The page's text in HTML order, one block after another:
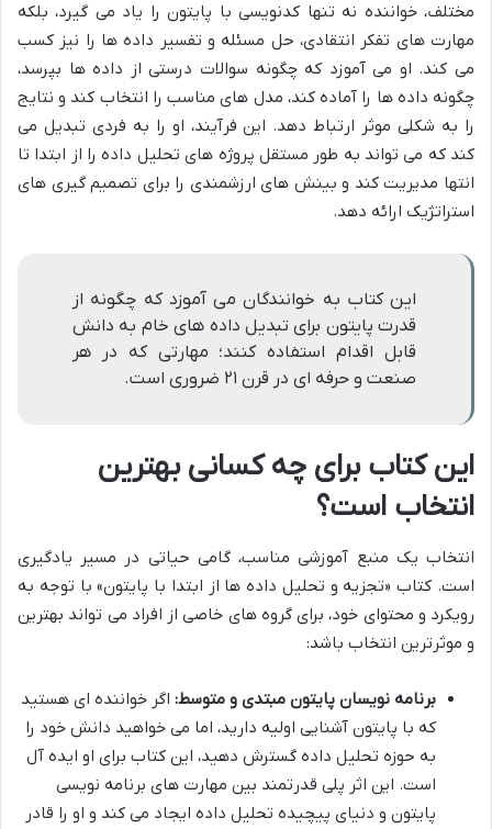
مختلف، خواننده نه تنها کدنویسی با پایتون را یاد می گیرد، بلکه
مهارت های تفکر انتقادی، حل مسئله و تفسیر داده ها را نیز کسب
می کند. او می آموزد که چگونه سوالات درستی از داده ها بپرسد،
چگونه داده ها را آماده کند، مدل های مناسب را انتخاب کند و نتایج
را به شکلی موثر ارتباط دهد. این فرآیند، او را به فردی تبدیل می
کند که می تواند به طور مستقل پروژه های تحلیل داده را از ابتدا تا
انتها مدیریت کند و بینش های ارزشمندی را برای تصمیم گیری های
استراتژیک ارائه دهد.
این کتاب به خوانندگان می آموزد که چگونه از
قدرت پایتون برای تبدیل داده های خام به دانش
قابل اقدام استفاده کنند؛ مهارتی که در هر
صنعت و حرفه ای در قرن ۲۱ ضروری است.
این کتاب برای چه کسانی بهترین
انتخاب است؟
انتخاب یک منبع آموزشی مناسب، گامی حیاتی در مسیر یادگیری
است. کتاب «تجزیه و تحلیل داده ها از ابتدا با پایتون» با توجه به
رویکرد و محتوای خود، برای گروه های خاصی از افراد می تواند بهترین
و موثرترین انتخاب باشد:
برنامه نویسان پایتون مبتدی و متوسط: اگر خواننده ای هستید
که با پایتون آشنایی اولیه دارید، اما می خواهید دانش خود را
به حوزه تحلیل داده گسترش دهید، این کتاب برای او ایده آل
است. این اثر پلی قدرتمند بین مهارت های برنامه نویسی
پایتون و دنیای پیچیده تحلیل داده ایجاد می کند و او را قادر